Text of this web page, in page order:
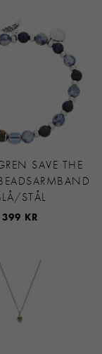
SAVE THE
STÅL
399 KR